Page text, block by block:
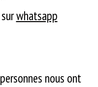
surwhatsapp
personnes nous ont